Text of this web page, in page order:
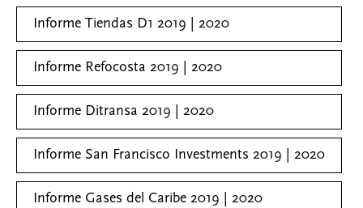
Informe Tiendas D1 2019 | 2020
Informe Refocosta 2019 | 2020
Informe Ditransa 2019 | 2020
Informe San Francisco Investments 2019 | 2020
Informe Gases del Caribe 2019 | 2020